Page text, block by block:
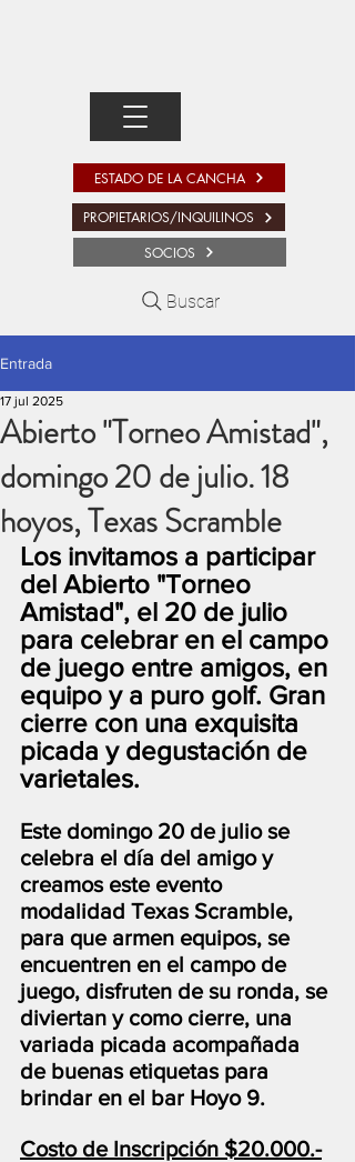
SOCIOS
ESTADO DE LA CANCHA
PROPIETARIOS/INQUILINOS
Buscar
Entrada
Abierto "Torneo Amistad",
domingo 20 de julio. 18
hoyos, Texas Scramble
17 jul 2025
Los invitamos a participar
del Abierto "Torneo
Amistad", el 20 de julio
para celebrar en el campo
de juego entre amigos, en
equipo y a puro golf. Gran
cierre con una exquisita
picada y degustación de
varietales.
Este domingo 20 de julio se
celebra el día del amigo y
creamos este evento
modalidad Texas Scramble,
para que armen equipos, se
encuentren en el campo de
juego, disfruten de su ronda, se
diviertan y como cierre, una
variada picada acompañada
de buenas etiquetas para
brindar en el bar Hoyo 9.
Costo de Inscripción $20.000.-